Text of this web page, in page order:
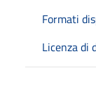
Formati
Licenza di